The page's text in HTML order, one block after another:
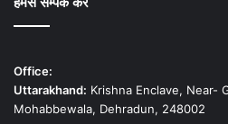
Office:
Uttarakhand: Krishna Enclave, Near-
Mohabbewala, Dehradun, 248002